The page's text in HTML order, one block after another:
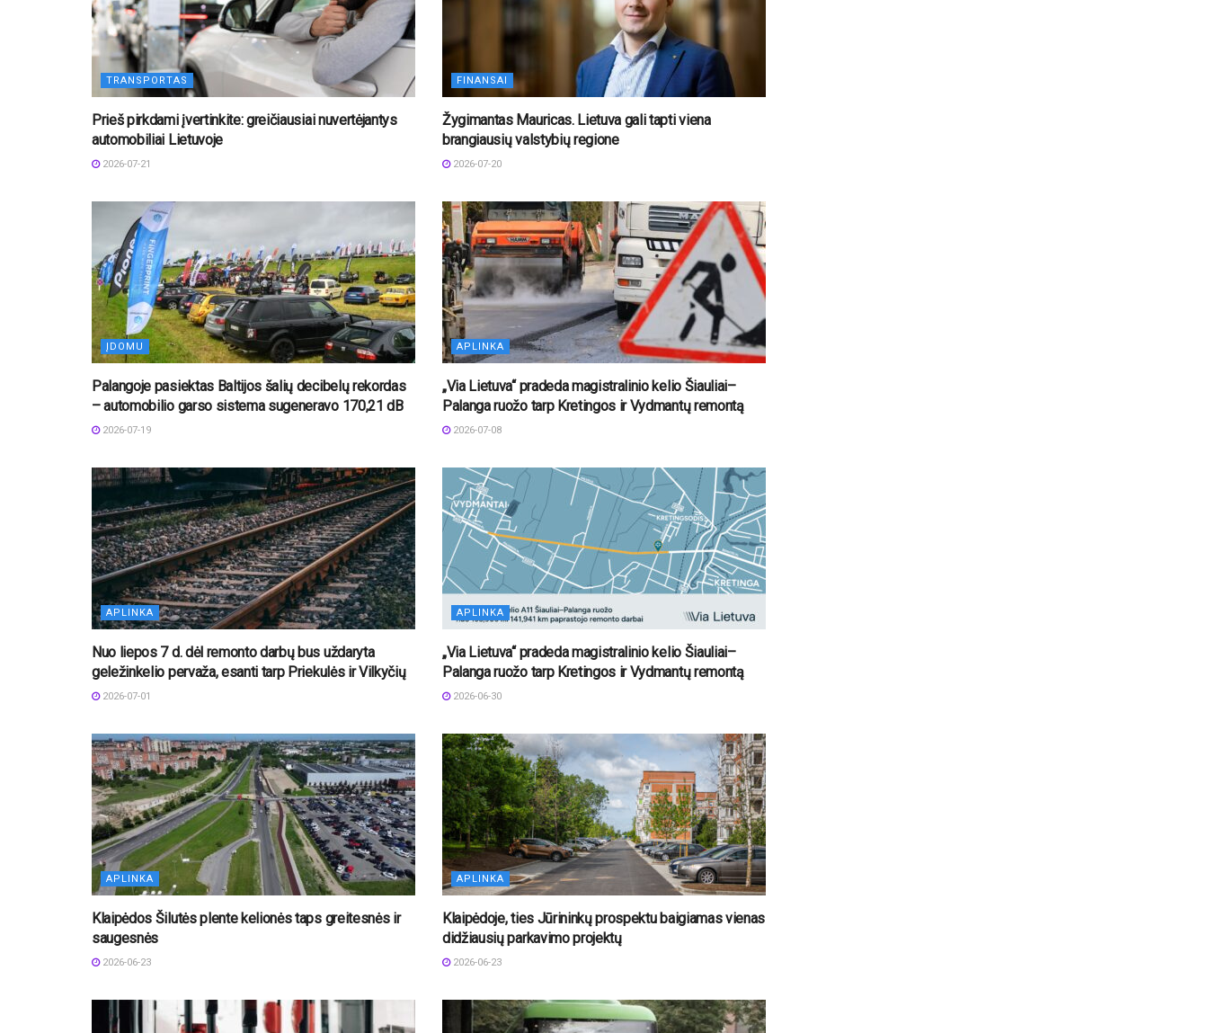
TRANSPORTAS
Prieš pirkdami įvertinkite: greičiausiai nuvertėjantys
automobiliai Lietuvoje
2026-07-21
FINANSAI
Žygimantas Mauricas. Lietuva gali tapti viena
brangiausių valstybių regione
2026-07-20
ĮDOMU
Palangoje pasiektas Baltijos šalių decibelų rekordas
– automobilio garso sistema sugeneravo 170,21 dB
2026-07-19
APLINKA
„Via Lietuva“ pradeda magistralinio kelio Šiauliai–
Palanga ruožo tarp Kretingos ir Vydmantų remontą
2026-07-08
APLINKA
Nuo liepos 7 d. dėl remonto darbų bus uždaryta
geležinkelio pervaža, esanti tarp Priekulės ir Vilkyčių
2026-07-01
APLINKA
„Via Lietuva“ pradeda magistralinio kelio Šiauliai–
Palanga ruožo tarp Kretingos ir Vydmantų remontą
2026-06-30
APLINKA
Klaipėdos Šilutės plente kelionės taps greitesnės ir
saugesnės
2026-06-23
APLINKA
Klaipėdoje, ties Jūrininkų prospektu baigiamas vienas
didžiausių parkavimo projektų
2026-06-23